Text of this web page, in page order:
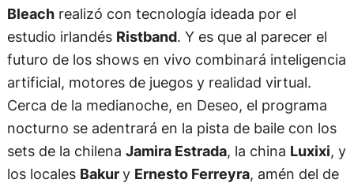
Bleachrealizó con tecnología ideada por el
estudio irlandés Ristband. Y es que al parecer el
futuro de los shows en vivo combinará inteligencia
artificial, motores de juegos y realidad virtual.
Cerca de la medianoche, en Deseo, el programa
nocturno se adentrará en la pista de baile con los
sets de la chilena Jamira Estrada, la china Luxixi, y
los locales Bakury Ernesto Ferreyra, amén del de